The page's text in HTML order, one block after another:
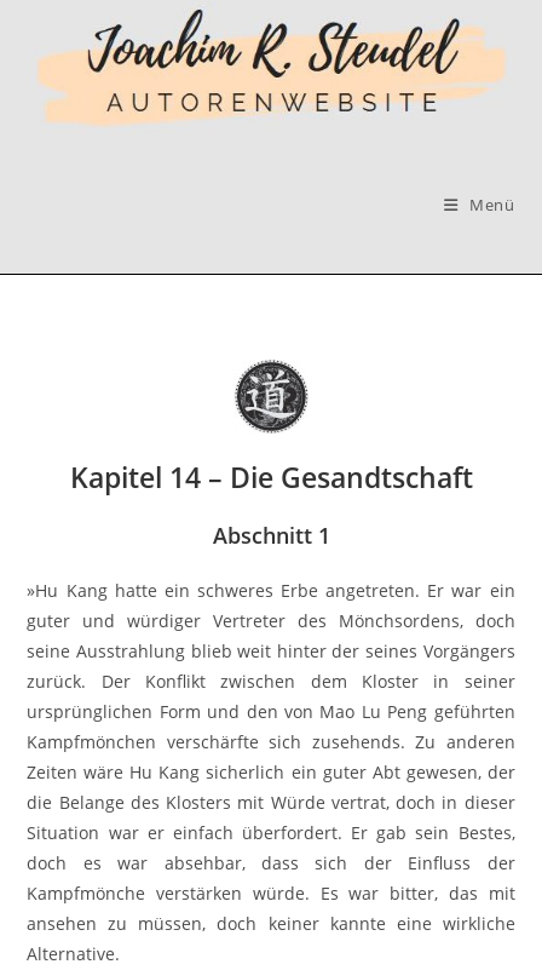
springen
Menü
Kapitel 14 – Die Gesandtschaft
Abschnitt 1
»Hu Kang hatte ein schweres Erbe angetreten. Er war ein
guter und würdiger Vertreter des Mönchsordens, doch
seine Ausstrahlung blieb weit hinter der seines Vorgängers
zurück. Der Konflikt zwischen dem Kloster in seiner
ursprünglichen Form und den von Mao Lu Peng geführten
Kampfmönchen verschärfte sich zusehends. Zu anderen
Zeiten wäre Hu Kang sicherlich ein guter Abt gewesen, der
die Belange des Klosters mit Würde vertrat, doch in dieser
Situation war er einfach überfordert. Er gab sein Bestes,
doch es war absehbar, dass sich der Einfluss der
Kampfmönche verstärken würde. Es war bitter, das mit
ansehen zu müssen, doch keiner kannte eine wirkliche
Alternative.